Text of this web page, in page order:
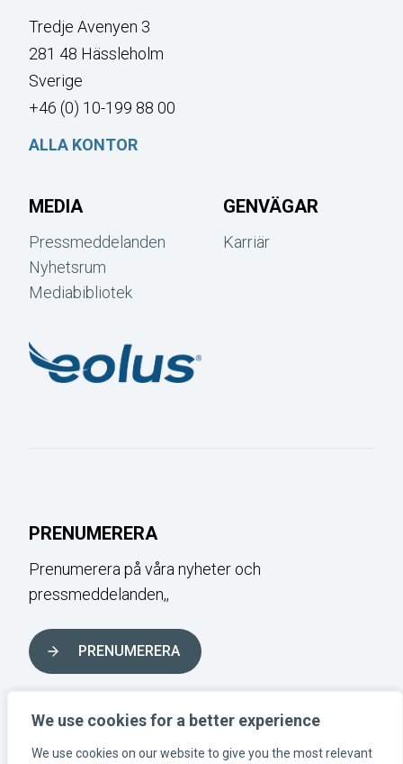
We use cookies for a better experience
We use cookies on our website to give you the most relevant
Tredje Avenyen 3
281 48 Hässleholm
Sverige
+46 (0) 10-199 88 00
ALLA KONTOR
MEDIA
Pressmeddelanden
Nyhetsrum
Mediabibliotek
GENVÄGAR
Karriär
PRENUMERERA
Prenumerera på våra nyheter och
pressmeddelanden,,
PRENUMERERA
FÖLJ OSS I SOCIALA MEDIER